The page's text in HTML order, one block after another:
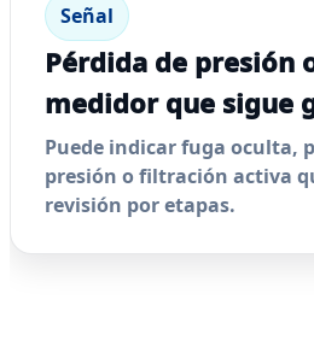
Señal
Pérdida de presión
medidor que sigue
Puede indicar fuga oculta,
presión o filtración activa
revisión por etapas.